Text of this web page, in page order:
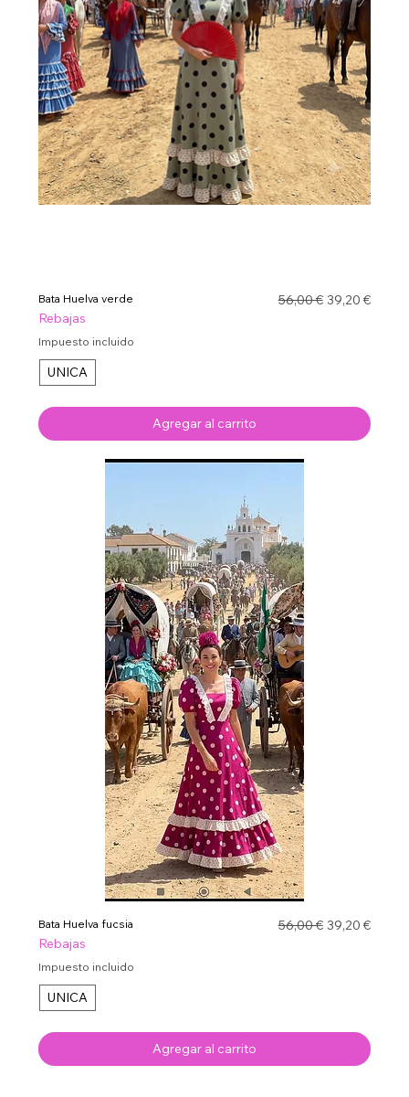
Bata Huelva verde Precio
56,00 € Precio de
39,20 €
Rebajas
Impuesto incluido
UNICA
Agregar al carrito
Bata Huelva fucsia Precio
56,00 € Precio de
39,20 €
Rebajas
Impuesto incluido
UNICA
Agregar al carrito